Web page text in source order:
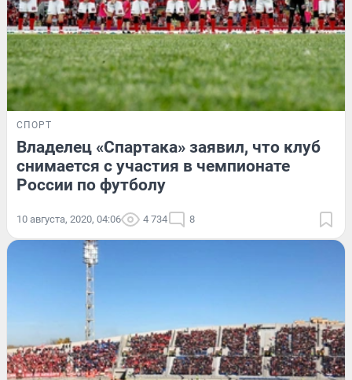
СПОРТ
Владелец «Спартака» заявил, что клуб
снимается с участия в чемпионате
России по футболу
10 августа, 2020, 04:06 4 734 8